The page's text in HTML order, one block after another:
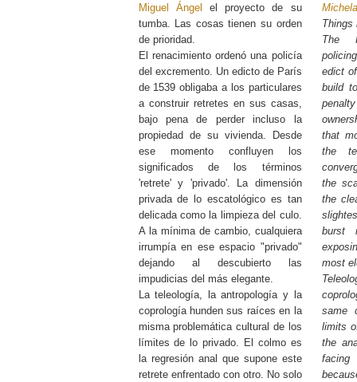
Miguel Ángel
el proyecto de su
tumba. Las cosas tienen su orden
de prioridad.
El renacimiento ordenó una policía
del excremento. Un edicto de París
de 1539 obligaba a los particulares
a construir retretes en sus casas,
bajo pena de perder incluso la
propiedad de su vivienda. Desde
ese momento confluyen los
significados de los términos
'retrete' y 'privado'. La dimensión
privada de lo escatológico es tan
delicada como la limpieza del culo.
A la mínima de cambio, cualquiera
irrumpía en ese espacio "privado"
dejando al descubierto las
impudicias del más elegante.
La teleología, la antropología y la
coprología hunden sus raíces en la
misma problemática cultural de los
límites de lo privado. El colmo es
la regresión anal que supone este
retrete enfrentado con otro. No solo
Things
The
edict
build
that
the
the
the
burst
most
same
limits
the
facing